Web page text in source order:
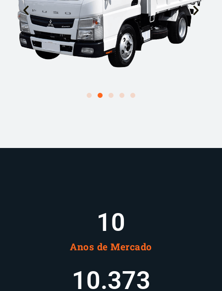
Anos de Mercado
10
10.378